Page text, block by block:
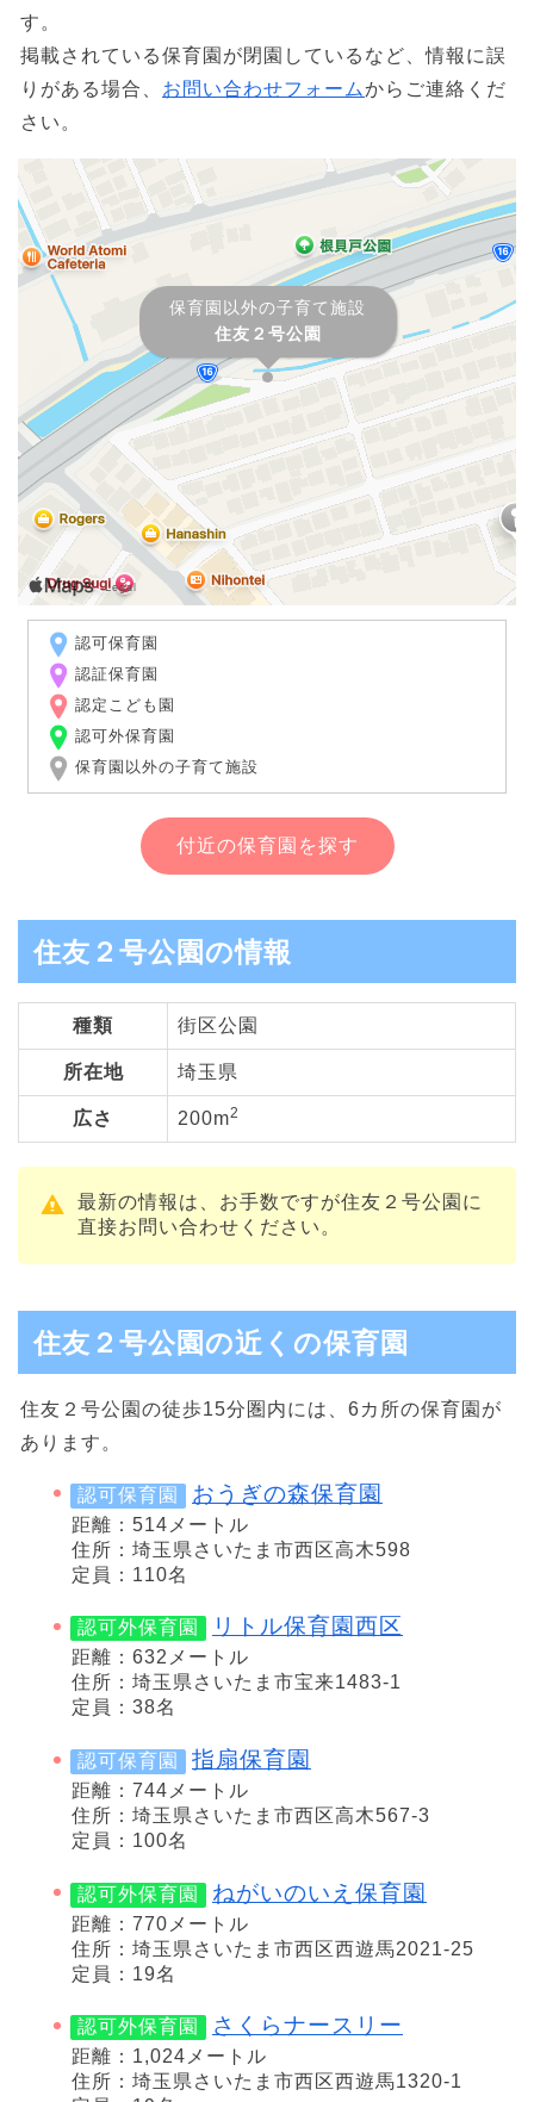
す。
掲載されている保育園が閉園しているなど、情報に誤
りがある場合、 お問い合わせフォームからご連絡くだ
さい。
保育園以外の子育て施設
住友２号公園
認可保育園
認証保育園
認定こども園
認可外保育園
保育園以外の子育て施設
付近の保育園を探す
住友２号公園の情報
種類 街区公園
所在地 埼玉県
広さ 200m2
最新の情報は、お手数ですが住友２号公園に
直接お問い合わせください。
住友２号公園の近くの保育園
住友２号公園の徒歩15分圏内には、6カ所の保育園が
あります。
認可保育園 おうぎの森保育園
距離：514メートル
住所：埼玉県さいたま市西区高木598
定員：110名
認可外保育園 リトル保育園西区
距離：632メートル
住所：埼玉県さいたま市宝来1483-1
定員：38名
認可保育園 指扇保育園
距離：744メートル
住所：埼玉県さいたま市西区高木567-3
定員：100名
認可外保育園 ねがいのいえ保育園
距離：770メートル
住所：埼玉県さいたま市西区西遊馬2021-25
定員：19名
認可外保育園 さくらナースリー
距離：1,024メートル
住所：埼玉県さいたま市西区西遊馬1320-1